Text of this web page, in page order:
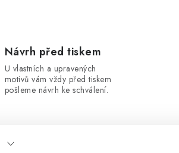
Návrh před tiskem
U vlastních a upravených
motivů vám vždy před tiskem
pošleme návrh ke schválení.